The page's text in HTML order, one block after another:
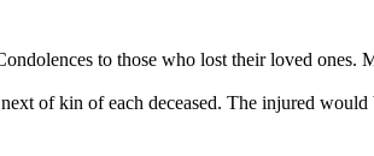
to those who lost their loved ones.
of kin of each deceased. The injured